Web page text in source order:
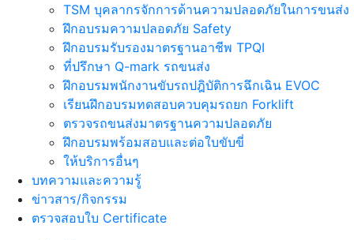
TSM บุคลากรจักการด้านความปลอดภัยในการขนส่ง
ฝึกอบรมความปลอดภัย Safety
ฝึกอบรมรับรองมาตรฐานอาชีพ TPQI
ที่ปรึกษา Q-mark รถขนส่ง
ฝึกอบรมพนักงานขับรถปฎิบัติการฉึกเฉิน EVOC
เรียนฝึกอบรมทดสอบควบคุมรถยก Forklift
ตรวจรถขนส่งมาตรฐานความปลอดภัย
ฝึกอบรมพร้อมสอบและต่อใบขับขี่
ให้บริการอื่นๆ
บทความและความรู้
ข่าวสาร/กิจกรรม
ตรวจสอบใบ Certificate